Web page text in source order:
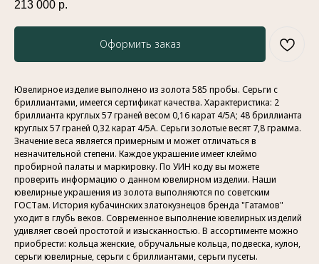
213 000 р.
Оформить заказ
Ювелирное изделие выполнено из золота 585 пробы. Серьги с
бриллиантами, имеется сертификат качества. Характеристика: 2
бриллианта круглых 57 граней весом 0,16 карат 4/5А; 48 бриллианта
круглых 57 граней 0,32 карат 4/5А. Серьги золотые весят 7,8 грамма.
Значение веса является примерным и может отличаться в
незначительной степени. Каждое украшение имеет клеймо
пробирной палаты и маркировку. По УИН коду вы можете
проверить информацию о данном ювелирном изделии. Наши
ювелирные украшения из золота выполняются по советским
ГОСТам. История кубачинских златокузнецов бренда "Гатамов"
уходит в глубь веков. Современное выполнение ювелирных изделий
удивляет своей простотой и изысканностью. В ассортименте можно
приобрести: кольца женские, обручальные кольца, подвеска, кулон,
серьги ювелирные, серьги с бриллиантами, серьги пусеты.